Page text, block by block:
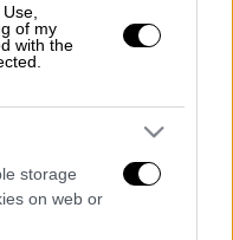
of my
with the
storage
on web or
δική σας ευθύνη. Το